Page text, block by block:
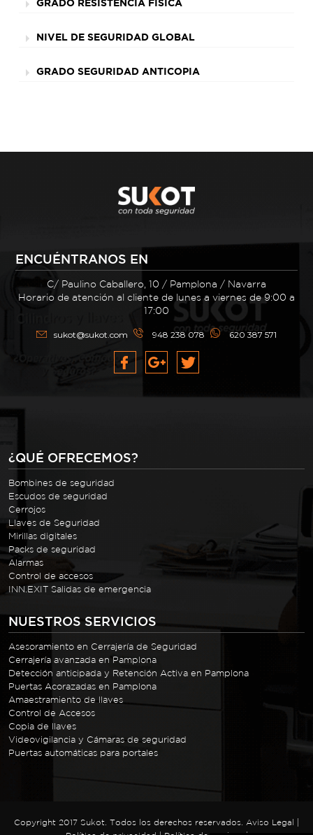
GRADO RESISTENCIA FÍSICA
NIVEL DE SEGURIDAD GLOBAL
GRADO SEGURIDAD ANTICOPIA
ENCUÉNTRANOS EN
C/ Paulino Caballero, 10 / Pamplona / Navarra
Horario de atención al cliente de lunes a viernes de 9:00 a
17:00
sukot@sukot.com 948 238 078 620 387 571
¿QUÉ OFRECEMOS?
Bombines de seguridad
Escudos de seguridad
Cerrojos
Llaves de Seguridad
Mirillas digitales
Packs de seguridad
Alarmas
Control de accesos
INN.EXIT Salidas de emergencia
NUESTROS SERVICIOS
Asesoramiento en Cerrajería de Seguridad
Cerrajería avanzada en Pamplona
Detección anticipada y Retención Activa en Pamplona
Puertas Acorazadas en Pamplona
Amaestramiento de llaves
Control de Accesos
Copia de llaves
Videovigilancia y Cámaras de seguridad
Puertas automáticas para portales
Copyright 2017 Sukot. Todos los derechos reservados. Aviso Legal